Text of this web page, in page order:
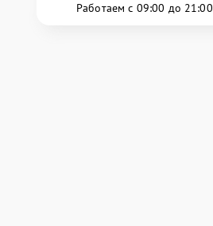
Работаем с 09:00 до 21:00